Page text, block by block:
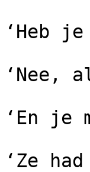
‘Heb
‘Nee,
‘En je
‘Ze